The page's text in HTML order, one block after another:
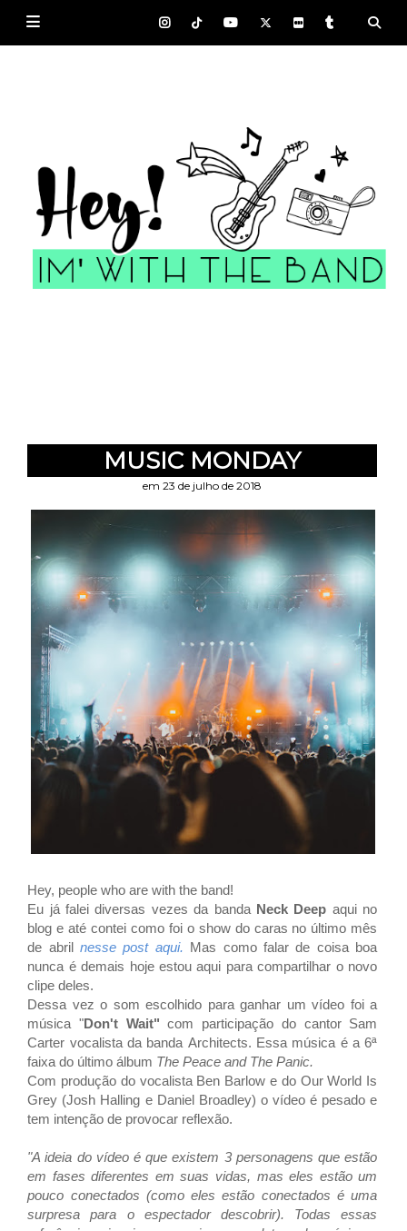
MUSIC MONDAY
em 23 de julho de 2018
Hey, people who are with the band!
Eu já falei diversas vezes da banda Neck Deep aqui no
blog e até contei como foi o show do caras no último mês
de abrilnesse post aqui. Mas como falar de coisa boa
nunca é demais hoje estou aqui para compartilhar o novo
clipe deles.
Dessa vez o som escolhido para ganhar um vídeo foi a
música "Don't Wait"com participação do cantor Sam
Carter vocalista da banda Architects. Essa música é a 6ª
faixa do último álbum The Peace and The Panic.
Com produção do vocalista Ben Barlow e do Our World Is
Grey (Josh Halling e Daniel Broadley) o vídeo é pesado e
tem intenção de provocar reflexão.
"A ideia do vídeo é que existem 3 personagens que estão
em fases diferentes em suas vidas, mas eles estão um
pouco conectados (como eles estão conectados é uma
surpresa para o espectador descobrir). Todas essas